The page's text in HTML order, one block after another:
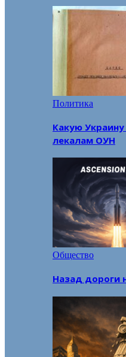
Политика
Какую
лекалам ОУН
Общество
Назад дороги